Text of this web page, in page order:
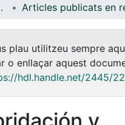
plau utilitzeu sempre
o enllaçar aquest
hdl.handle.net/2445/